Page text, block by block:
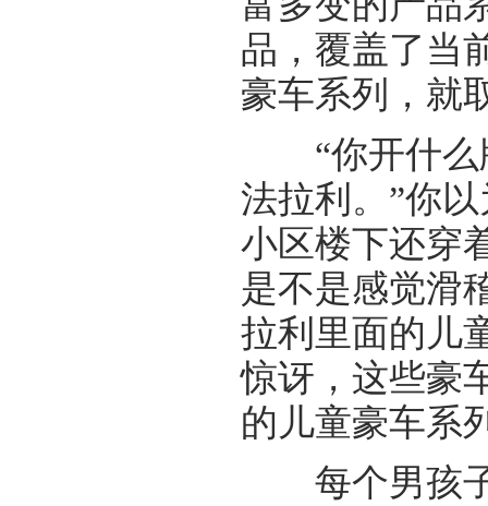
品，覆盖了当
豪车系列，就
“你开什么牌
法拉利。”你
小区楼下还穿
是不是感觉滑
拉利里面的儿
惊讶，这些豪
的儿童豪车系
每个男孩子